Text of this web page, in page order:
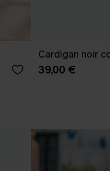
Cardigan noir
39,00 €